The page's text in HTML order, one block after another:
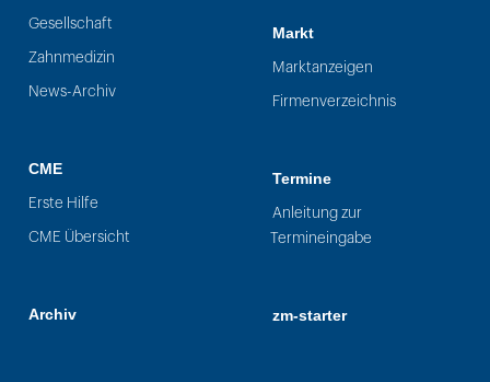
Gesellschaft
Zahnmedizin
News-Archiv
CME
Erste Hilfe
CME Übersicht
Archiv
Markt
Marktanzeigen
Firmenverzeichnis
Termine
Anleitung zur
Termineingabe
zm-starter